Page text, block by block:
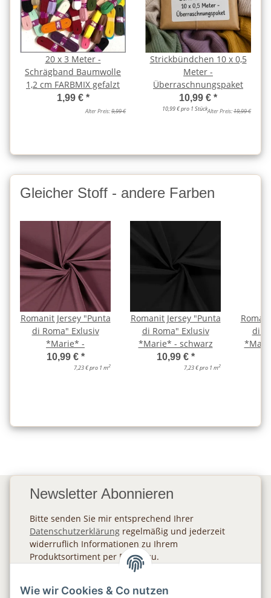
20 x 3 Meter -
Schrägband Baumwolle
1,2 cm FARBMIX gefalzt
1,99 € *
Alter Preis:9,99 €
Strickbündchen 10 x 0,5
Meter -
Überraschnungspaket
10,99 € *
10,99 € pro 1 StückAlter Preis:19,99 €
Gleicher Stoff - andere Farben
Romanit Jersey "Punta
di Roma" Exlusiv
*Marie* -
10,99 € *
7,23 € pro 1 m2
Romanit Jersey "Punta
di Roma" Exlusiv
*Marie* - schwarz
10,99 € *
7,23 € pro 1 m2
di
Newsletter Abonnieren
Bitte senden Sie mir entsprechend Ihrer
Datenschutzerklärung regelmäßig und jederzeit
widerruflich Informationen zu Ihrem
Produktsortiment per E-Mail zu.
Wie wir Cookies & Co nutzen